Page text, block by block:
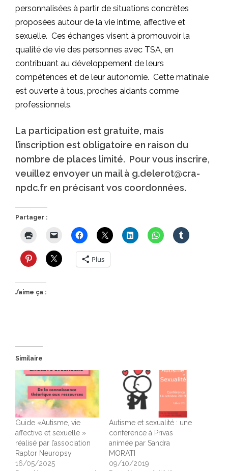
personnalisées à partir de situations concrètes
proposées autour de la vie intime, affective et
sexuelle. Ces échanges visent à promouvoir la
qualité de vie des personnes avec TSA, en
contribuant au développement de leurs
compétences et de leur autonomie. Cette matinale
est ouverte à tous, proches aidants comme
professionnels.
La participation est gratuite, mais
l’inscription est obligatoire en raison du
nombre de places limité. Pour vous inscrire,
veuillez envoyer un mail à g.delerot@cra-
npdc.fr en précisant vos coordonnées.
Partager :
Plus
J’aime ça :
Similaire
Guide «Autisme, vie
affective et sexuelle »
réalisé par l’association
Raptor Neuropsy
16/05/2025
Autisme et sexualité : une
conférence à Privas
animée par Sandra
MORATI
09/10/2019